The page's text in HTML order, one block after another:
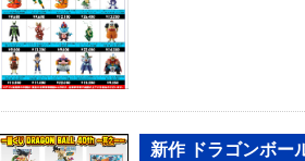
新作 ドラゴンボー